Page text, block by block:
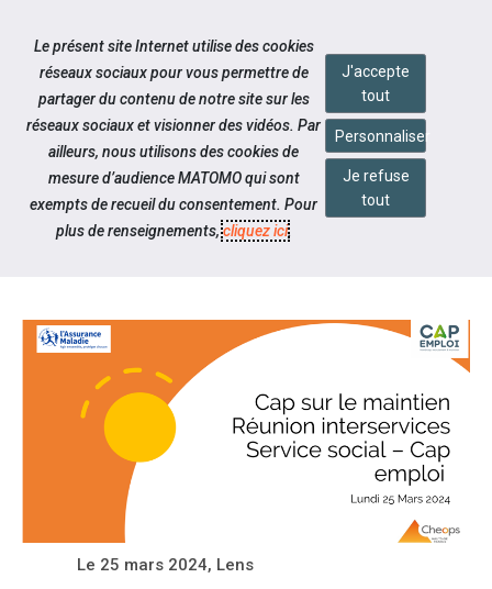
Aller au contenu
Notre actualité
CAP SUR LE MAINTIEN 2024,
Le 25 mars 2024, Lens
Le présent site Internet utilise des cookies
réseaux sociaux pour vous permettre de
partager du contenu de notre site sur les
réseaux sociaux et visionner des vidéos. Par
ailleurs, nous utilisons des cookies de
mesure d’audience MATOMO qui sont
exempts de recueil du consentement. Pour
plus de renseignements,cliquez ici.
J'accepte
tout
Personnaliser
Je refuse
tout